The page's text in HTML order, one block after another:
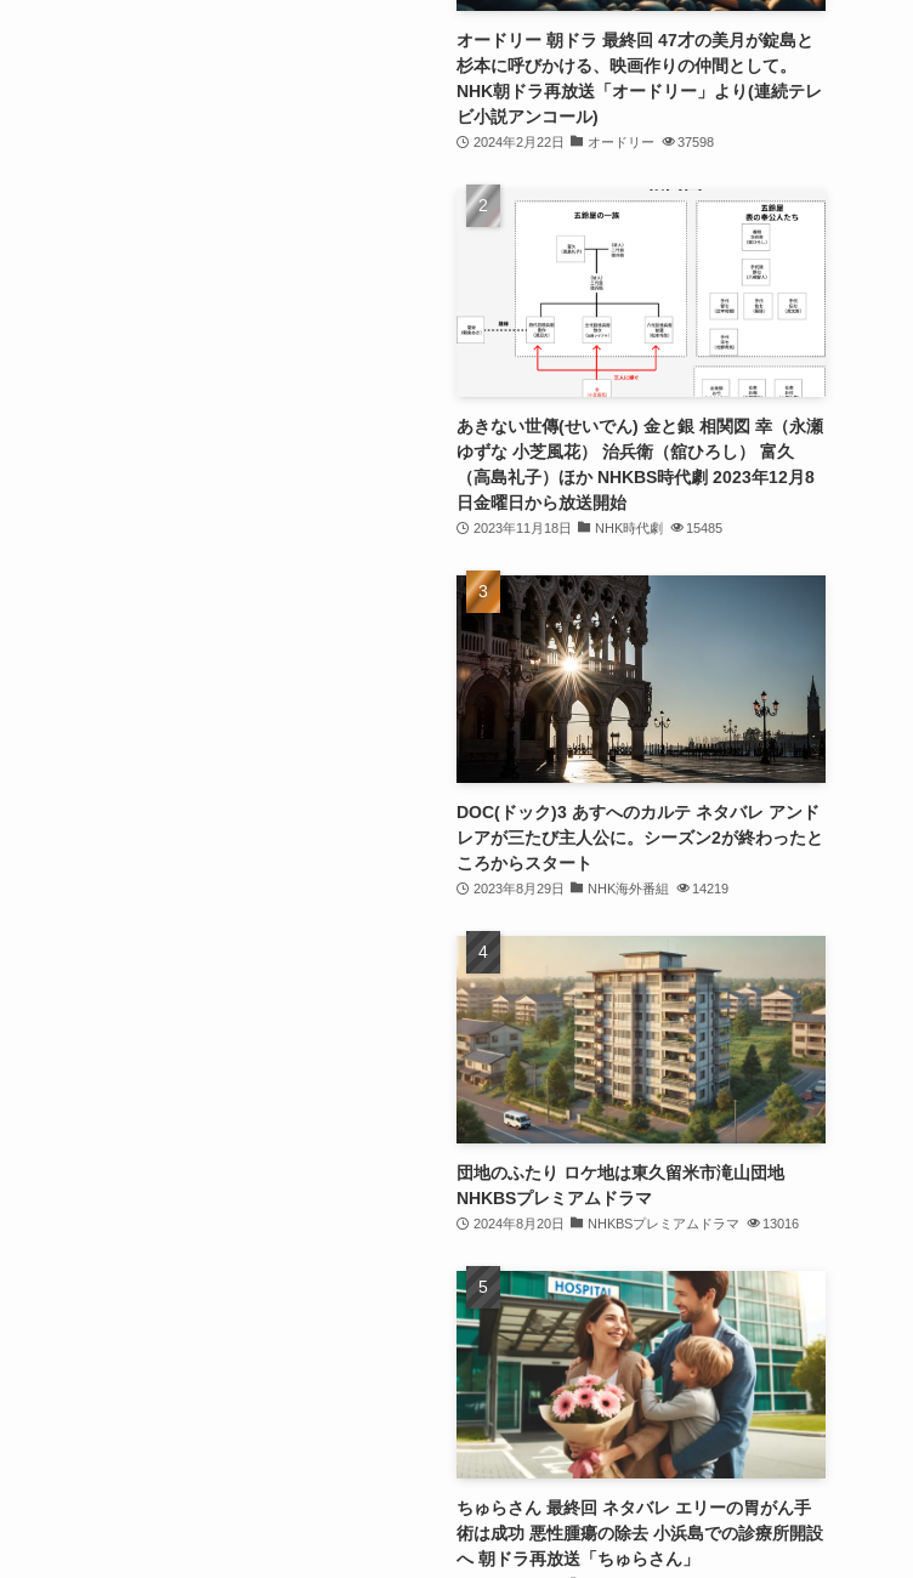
オードリー 朝ドラ 最終回 47才の美月が錠島と
杉本に呼びかける、映画作りの仲間として。
NHK朝ドラ再放送「オードリー」より(連続テレ
ビ小説アンコール)
2024年2月22日 オードリー 37598
あきない世傳(せいでん) 金と銀 相関図 幸（永瀬
ゆずな 小芝風花） 治兵衛（舘ひろし） 富久
（高島礼子）ほか NHKBS時代劇 2023年12月8
日金曜日から放送開始
2023年11月18日 NHK時代劇 15485
DOC(ドック)3 あすへのカルテ ネタバレ アンド
レアが三たび主人公に。シーズン2が終わったと
ころからスタート
2023年8月29日 NHK海外番組 14219
団地のふたり ロケ地は東久留米市滝山団地
NHKBSプレミアムドラマ
2024年8月20日 NHKBSプレミアムドラマ 13016
ちゅらさん 最終回 ネタバレ エリーの胃がん手
術は成功 悪性腫瘍の除去 小浜島での診療所開設
へ 朝ドラ再放送「ちゅらさん」